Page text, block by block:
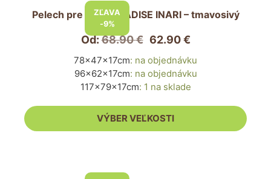
ZĽAVA
-9%
Pelech pre psa PARADISE INARI – tmavosivý
Od:68.90€ 62.90€
78x47x17cm: na objednávku
96x62x17cm: na objednávku
117x79x17cm: 1 na sklade
VÝBER VEĽKOSTI
vybrať